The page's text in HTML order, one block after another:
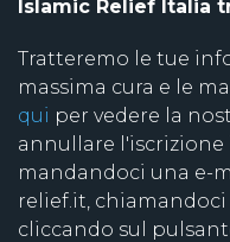
Islamic Relief Italia
Tratteremo le tue
massima cura e le
qui per vedere la
annullare
mandandoci una e-
relief.it, chiamandoci
cliccando sul